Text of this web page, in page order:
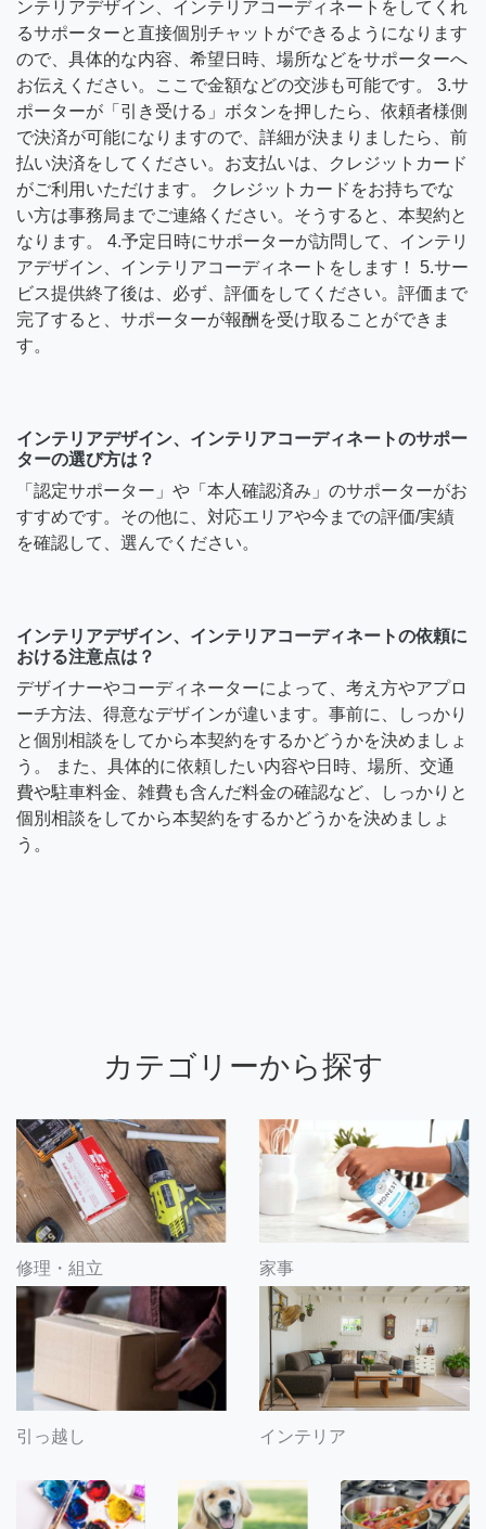
ンテリアデザイン、インテリアコーディネートをしてくれ
るサポーターと直接個別チャットができるようになります
ので、具体的な内容、希望日時、場所などをサポーターへ
お伝えください。ここで金額などの交渉も可能です。 3.サ
ポーターが「引き受ける」ボタンを押したら、依頼者様側
で決済が可能になりますので、詳細が決まりましたら、前
払い決済をしてください。お支払いは、クレジットカード
がご利用いただけます。 クレジットカードをお持ちでな
い方は事務局までご連絡ください。そうすると、本契約と
なります。 4.予定日時にサポーターが訪問して、インテリ
アデザイン、インテリアコーディネートをします！ 5.サー
ビス提供終了後は、必ず、評価をしてください。評価まで
完了すると、サポーターが報酬を受け取ることができま
す。
インテリアデザイン、インテリアコーディネートのサポー
ターの選び方は？
「認定サポーター」や「本人確認済み」のサポーターがお
すすめです。その他に、対応エリアや今までの評価/実績
を確認して、選んでください。
インテリアデザイン、インテリアコーディネートの依頼に
おける注意点は？
デザイナーやコーディネーターによって、考え方やアプロ
ーチ方法、得意なデザインが違います。事前に、しっかり
と個別相談をしてから本契約をするかどうかを決めましょ
う。 また、具体的に依頼したい内容や日時、場所、交通
費や駐車料金、雑費も含んだ料金の確認など、しっかりと
個別相談をしてから本契約をするかどうかを決めましょ
う。
カテゴリーから探す
修理・組立 家事
引っ越し インテリア